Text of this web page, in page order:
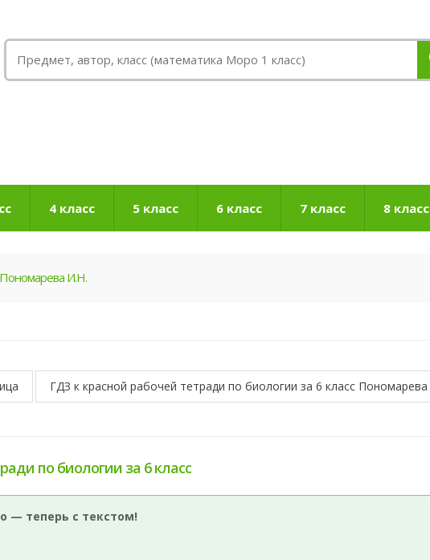
4 класс 5 класс 6 класс 7 класс 8 класс
Пономарева И.Н.
ГДЗ к красной рабочей тетради по биологии за 6 класс Пономарева
по биологии за 6 класс
— теперь с текстом!